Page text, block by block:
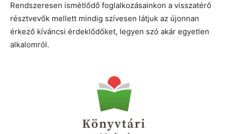
Rendszeresen ismétlődő foglalkozásainkon a visszatérő
résztvevők mellett mindig szívesen látjuk az újonnan
érkező kíváncsi érdeklődőket, legyen szó akár egyetlen
alkalomról.